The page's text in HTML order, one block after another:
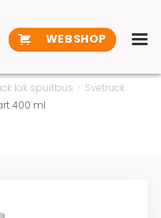
WEBSHOP
lak spuitbus
Svetruck
400 ml